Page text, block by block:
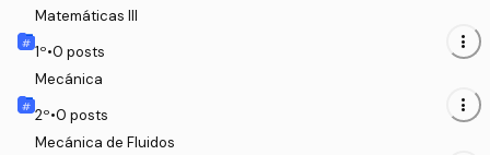
Matemáticas III
1º•0 posts more_vert
Mecánica
2º•0 posts more_vert
Mecánica de Fluidos